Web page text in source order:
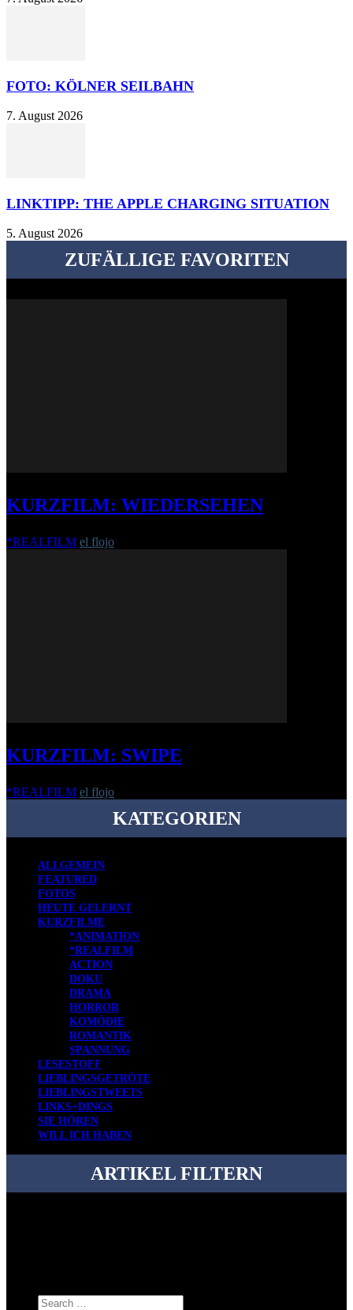
FOTO: KÖLNER SEILBAHN
7. August 2026
LINKTIPP: THE APPLE CHARGING SITUATION
5. August 2026
ZUFÄLLIGE FAVORITEN
KURZFILM: WIEDERSEHEN
*REALFILM el flojo
KURZFILM: SWIPE
*REALFILM el flojo
KATEGORIEN
ALLGEMEIN
FEATURED
FOTOS
HEUTE GELERNT
KURZFILME
*ANIMATION
*REALFILM
ACTION
DOKU
DRAMA
HORROR
KOMÖDIE
ROMANTIK
SPANNUNG
LESESTOFF
LIEBLINGSGETRÖTE
LIEBLINGSTWEETS
LINKS+DINGS
SIE HÖREN
WILL ICH HABEN
ARTIKEL FILTERN